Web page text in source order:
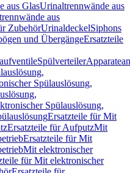
aus GlasUrinaltrennwände aus
aus
ZubehörUrinaldeckelSiphons
und ÜbergängeErsatzteile
Spülverteiler
Spülauslösung,
Spülauslösung,
Ersatzteile für Mit
Ersatzteile für AufputzMit
Ersatzteile für Mit
Mit elektronischer
für Mit elektronischer